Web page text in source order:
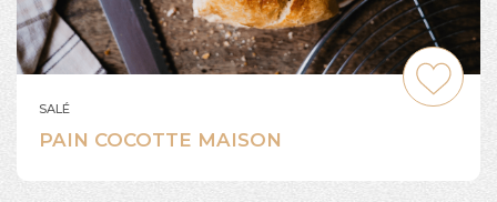
SALÉ
PAIN COCOTTE MAISON